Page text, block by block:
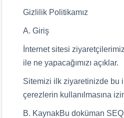
Gizlilik Politikamız
A. Giriş
İnternet sitesi
ile ne yapacağımızı açıklar.
Sitemizi ilk ziyaretinizde bu
çerezlerin kullanılmasına
B. KaynakBu doküman